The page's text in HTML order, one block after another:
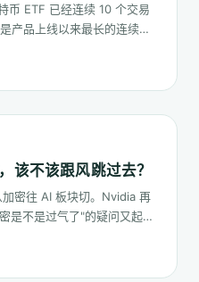
币 ETF 已经连续 10 个交易
产品上线以来最长的连续流
该不该跟风跳过去？
密往 AI 板块切。Nvidia 再
是不是过气了"的疑问又起来